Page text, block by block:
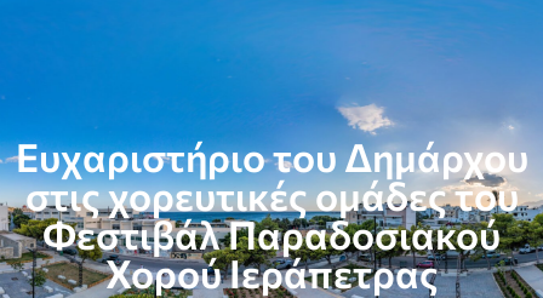
Ευχαριστήριο του Δημάρχου
στις χορευτικές ομάδες του
Φεστιβάλ Παραδοσιακού
Χορού Ιεράπετρας